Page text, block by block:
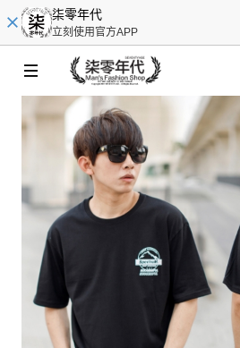
柒零年代
立刻使用官方APP